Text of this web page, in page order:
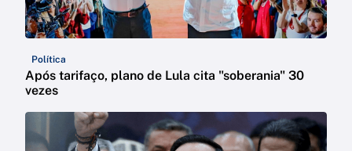
Política
Após tarifaço, plano de Lula cita "soberania" 30
vezes